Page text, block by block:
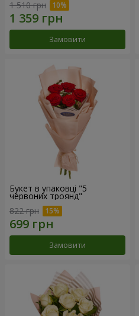
1 510 грн
Замовити
Букет в упаковці "5
червоних троянд"
822 грн
Замовити